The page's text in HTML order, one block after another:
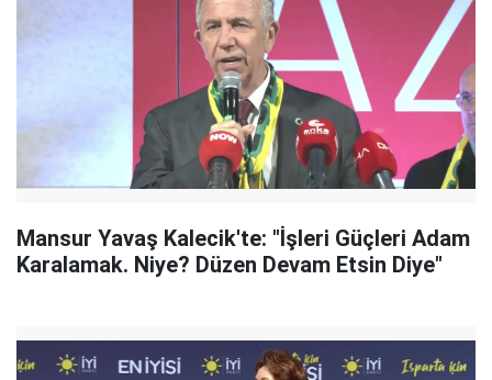
Mansur Yavaş Kalecik'te: "İşleri Güçleri Adam
Karalamak. Niye? Düzen Devam Etsin Diye"